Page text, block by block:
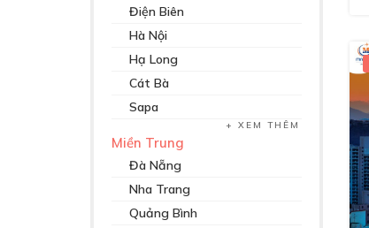
Điện Biên
Hà Nội
Hạ Long
Cát Bà
Sapa
XEM THÊM
Miền Trung
Đà Nẵng
Nha Trang
Quảng Bình